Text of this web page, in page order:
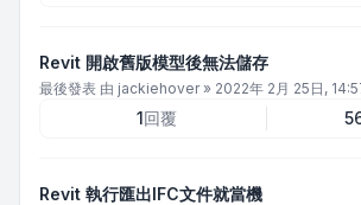
Revit 開啟舊版模型後無法儲存
最後發表 由 jackiehover» 2022年 2月 25日,
1回覆
Revit 執行匯出IFC文件就當機